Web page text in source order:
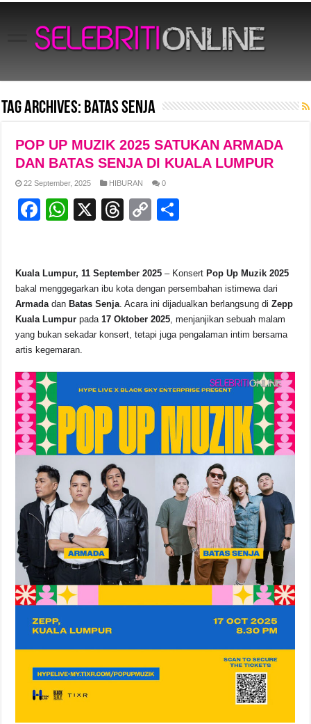
Tag Archives: Batas Senja
POP UP MUZIK 2025 SATUKAN ARMADA
DAN BATAS SENJA DI KUALA LUMPUR
22 September, 2025 HIBURAN 0
F
e
b
o
o
k
W
s
A
p
p
X
T
a
d
s
C
y
Li
n
k
e
Kuala Lumpur, 11 September 2025 – Konsert Pop Up Muzik 2025
bakal menggegarkan ibu kota dengan persembahan istimewa dari
Armadadan Batas Senja. Acara ini dijadualkan berlangsung diZepp
Kuala Lumpur pada17 Oktober 2025, menjanjikan sebuah malam
yang bukan sekadar konsert, tetapi juga pengalaman intim bersama
artis kegemaran.